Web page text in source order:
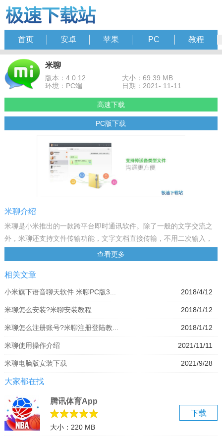
首页 安卓 苹果 PC 教程
米聊
版本：4.0.12
大小：69.39 MB
环境：PC端
日期：2021- 11-11
高速下载
PC版下载
米聊介绍
米聊是小米推出的一款跨平台即时通讯软件。除了一般的文字交流之
外，米聊还支持文件传输功能，文字文档直接传输，不用二次输入，
避免造成错误；主窗口把订阅消息聚合成一个选项，用户界面更清
爽，管理更方便。还能通过“我的移动设备”功能，联通你的电脑与手
机。米聊是小米推出的一款跨平台即时通讯软件。除了一般的文字交
流之外，米聊还支持文件传输功能，文字文档直接传输，不用二次输
清爽，管理更方便。还能通过“我的移动设备”功能，联通你的电脑与手
机。
2010年11月6日发布，支持iphone、android、symbian主流手机平
台，截止2012年8月8日，22点3分56秒米聊同时在线超过100万人。
毕业后，同寝室的兄弟分在不同城市，再也没机会坐在一起侃大山。
米聊多人语音，像面对面聊天一样。
智能推荐好友，更靠谱
小朱一直没谈过女朋友，通过米聊智能推荐好友，他找到了高中同学
查看更多
相关文章
2018/4/12
小米旗下语音聊天软件 米聊PC版3...
2018/1/12
米聊怎么安装?米聊安装教程
2018/1/12
米聊怎么注册账号?米聊注册登陆教...
2021/11/11
米聊使用操作介绍
2021/9/28
米聊电脑版安装下载
大家都在找
下载
腾讯体育App
大小：220 MB